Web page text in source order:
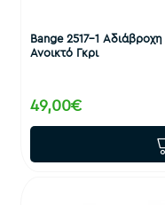
Bange 2517-1
Ανοικτό Γκρι
49,00€